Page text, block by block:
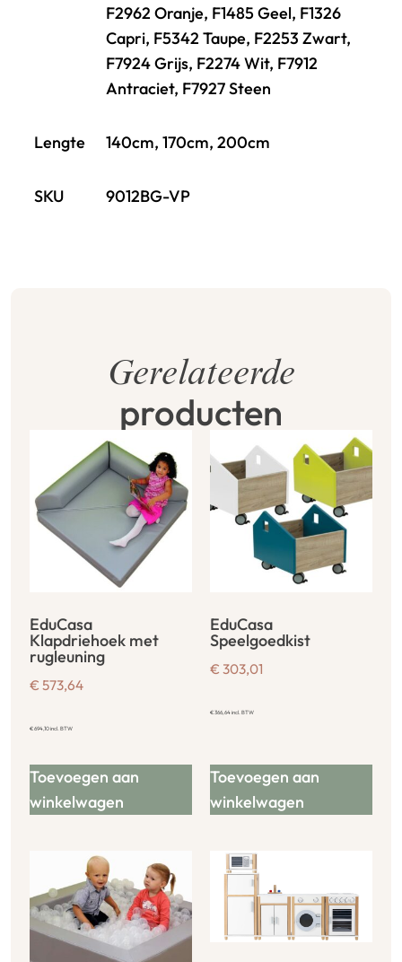
F2962 Oranje, F1485 Geel, F1326
Capri, F5342 Taupe, F2253 Zwart,
F7924 Grijs, F2274 Wit, F7912
Antraciet, F7927 Steen
Lengte 140cm, 170cm, 200cm
SKU 9012BG-VP
Gerelateerde
producten
EduCasa
Klapdriehoek met
rugleuning
€ 573,64
€694,10incl. BTW
Toevoegen aan
winkelwagen
EduCasa
Speelgoedkist
€ 303,01
€366,64incl. BTW
Toevoegen aan
winkelwagen